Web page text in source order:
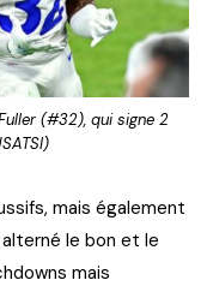
(#32), qui signe 2
mais également
le bon et le
mais